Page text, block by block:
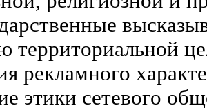
территориальной
рекламного
этики сетевого